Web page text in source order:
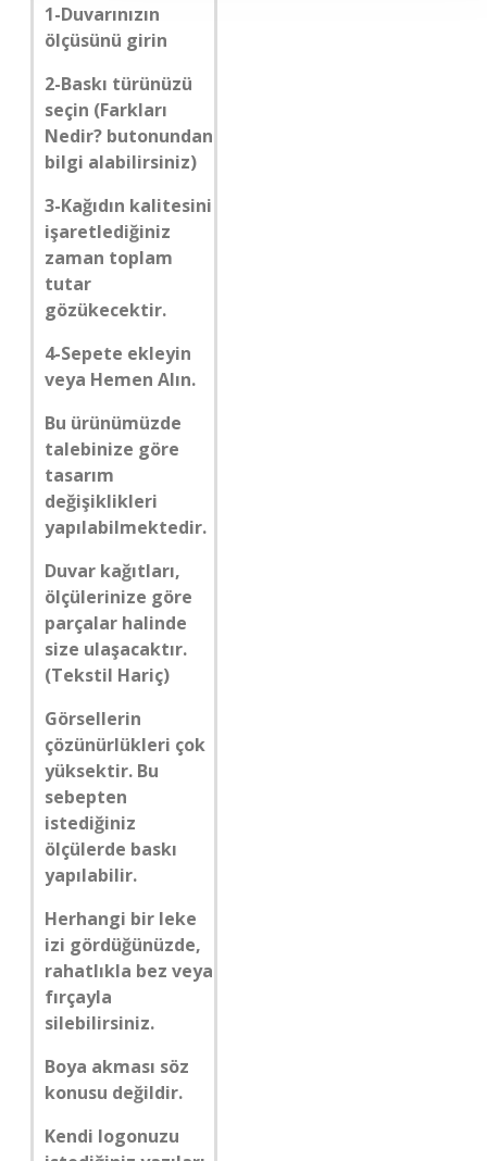
1-Duvarınızın
ölçüsünü girin
2-Baskı türünüzü
seçin (Farkları
Nedir? butonundan
bilgi alabilirsiniz)
3-Kağıdın kalitesini
işaretlediğiniz
zaman toplam
tutar
gözükecektir.
4-Sepete ekleyin
veya Hemen Alın.
Bu ürünümüzde
talebinize göre
tasarım
değişiklikleri
yapılabilmektedir.
Duvar kağıtları,
ölçülerinize göre
parçalar halinde
size ulaşacaktır.
(Tekstil Hariç)
Görsellerin
çözünürlükleri çok
yüksektir. Bu
sebepten
istediğiniz
ölçülerde baskı
yapılabilir.
Herhangi bir leke
izi gördüğünüzde,
rahatlıkla bez veya
fırçayla
silebilirsiniz.
Boya akması söz
konusu değildir.
Kendi logonuzu